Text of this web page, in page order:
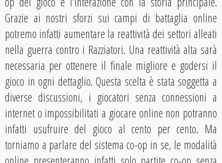
Grazie ai nostri sforzi sui campi di battaglia online
potremo infatti aumentare la reattività dei settori alleati
nella guerra contro i Razziatori. Una reattività alta sarà
necessaria per ottenere il finale migliore e godersi il
gioco in ogni dettaglio. Questa scelta è stata soggetta a
diverse discussioni, i giocatori senza connessioni a
internet o impossibilitati a giocare online non potranno
infatti usufruire del gioco al cento per cento. Ma
torniamo a parlare del sistema co-op in se, le modalità